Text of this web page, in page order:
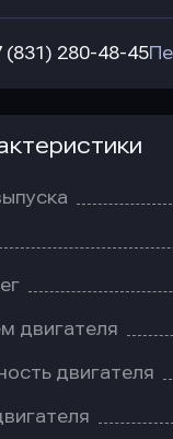
(831) 280-48-45
двигателя
двигателя